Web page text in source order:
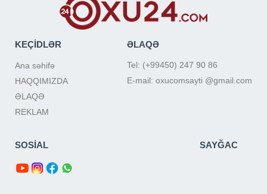
KEÇİDLƏR
Ana səhifə
HAQQIMIZDA
ƏLAQƏ
REKLAM
ƏLAQƏ
Tel: (+99450) 247 90 86
E-mail: oxucomsayti @gmail.com
SOSİAL SAYĞAC